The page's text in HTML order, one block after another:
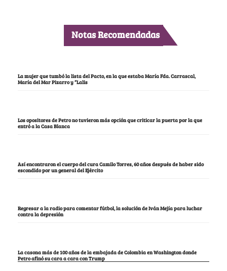
Notas Recomendadas
La mujer que tumbó la lista del Pacto, en la que estaba María Fda. Carrascal,
María del Mar Pizarro y “Lalis
Los opositores de Petro no tuvieron más opción que criticar la puerta por la que
entró a la Casa Blanca
Así encontraron el cuerpo del cura Camilo Torres, 60 años después de haber sido
escondido por un general del Ejército
Regresar a la radio para comentar fútbol, la solución de Iván Mejía para luchar
contra la depresión
La casona más de 100 años de la embajada de Colombia en Washington donde
Petro afinó su cara a cara con Trump